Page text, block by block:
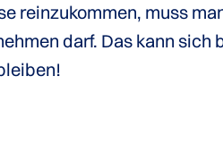
reinzukommen, muss
darf. Das kann